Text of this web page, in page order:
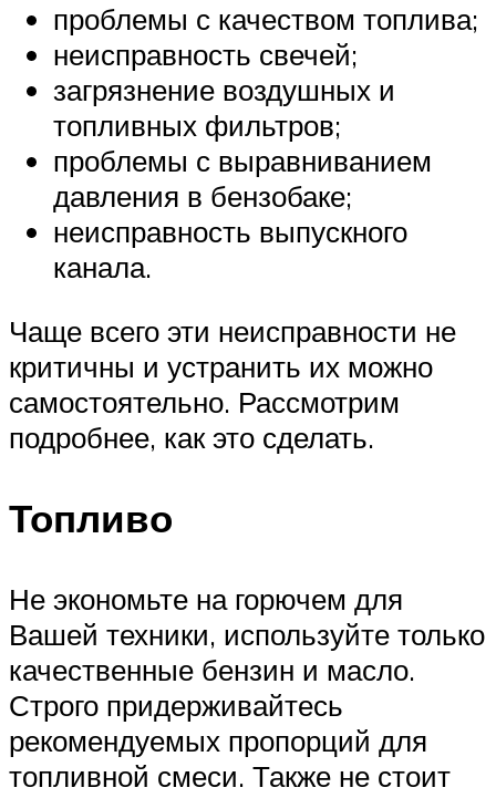
проблемы с качеством топлива;
неисправность свечей;
загрязнение воздушных и
топливных фильтров;
проблемы с выравниванием
давления в бензобаке;
неисправность выпускного
канала.
Чаще всего эти неисправности не
критичны и устранить их можно
самостоятельно. Рассмотрим
подробнее, как это сделать.
Топливо
Не экономьте на горючем для
Вашей техники, используйте только
качественные бензин и масло.
Строго придерживайтесь
рекомендуемых пропорций для
топливной смеси. Также не стоит